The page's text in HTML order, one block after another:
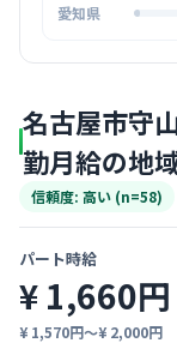
愛知県
名古屋市守
勤月給の地
信頼度: 高い (n=58)
パート時給
¥ 1,660円
¥ 1,570円〜¥ 2,000円